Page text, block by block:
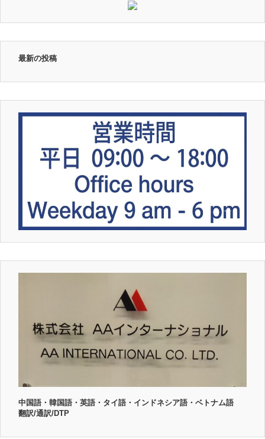
最新の投稿
中国語・韓国語・英語・タイ語・インドネシア語・ベトナム語
翻訳/通訳/DTP